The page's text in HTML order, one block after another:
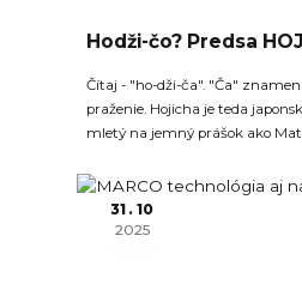
Hodži-čo? Predsa
Čítaj - "ho-dži-ča". "Ča"
praženie. Hojicha je teda
mletý na jemný prášok ako
31
10
2025